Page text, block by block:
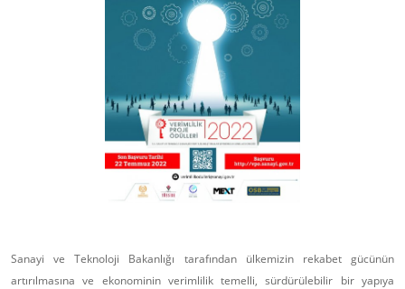
Sanayi ve Teknoloji Bakanlığı tarafından ülkemizin rekabet gücünün
artırılmasına ve ekonominin verimlilik temelli, sürdürülebilir bir yapıya